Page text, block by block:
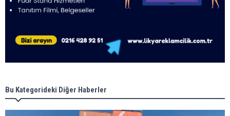
Bu Kategorideki Diğer Haberler